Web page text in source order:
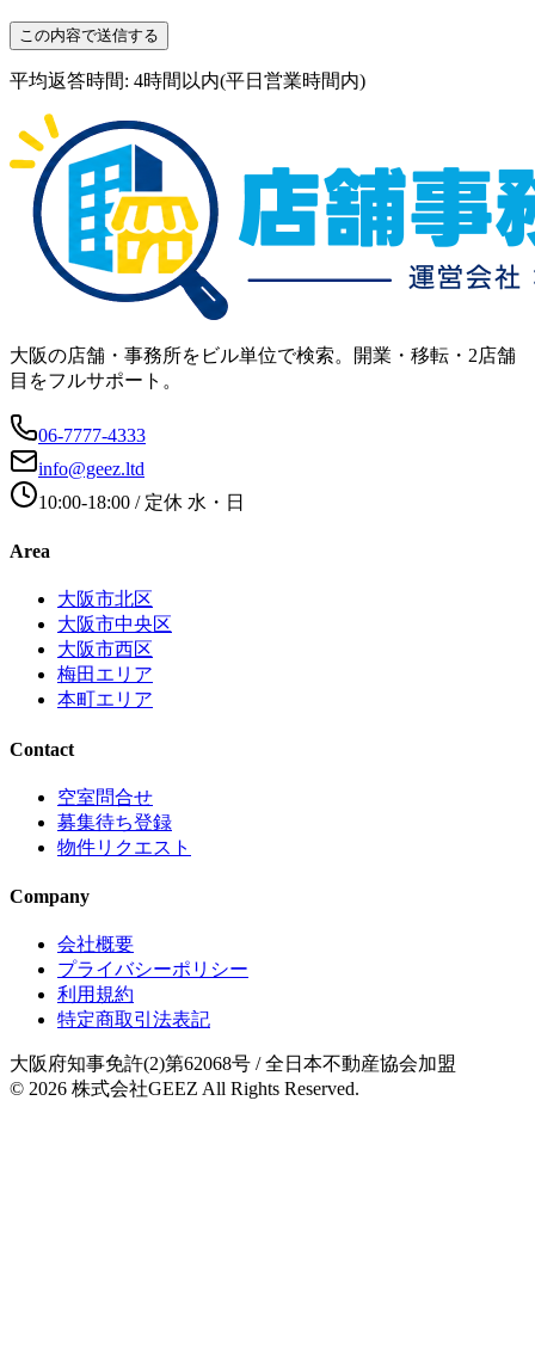
この内容で送信する
平均返答時間: 4時間以内(平日営業時間内)
大阪の店舗・事務所をビル単位で検索。開業・移転・2店舗
目をフルサポート。
06-7777-4333
info@geez.ltd
10:00-18:00 / 定休 水・日
Area
大阪市北区
大阪市中央区
大阪市西区
梅田エリア
本町エリア
Contact
空室問合せ
募集待ち登録
物件リクエスト
Company
会社概要
プライバシーポリシー
利用規約
特定商取引法表記
大阪府知事免許(2)第62068号 / 全日本不動産協会加盟
© 2026 株式会社GEEZ All Rights Reserved.